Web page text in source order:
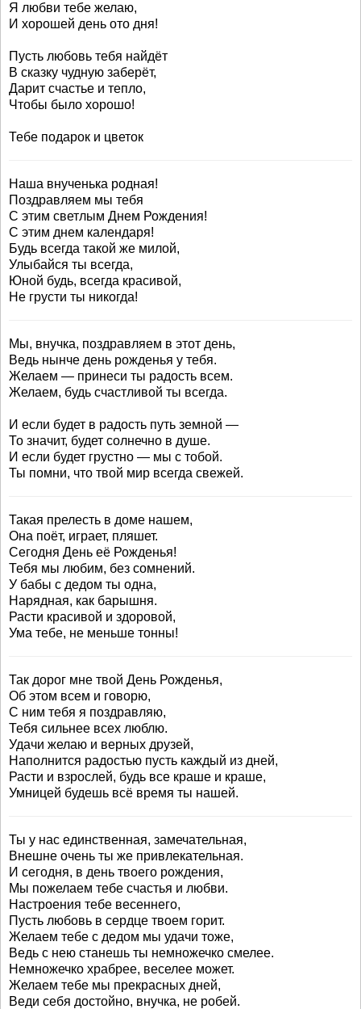
Я любви тебе желаю,
И хорошей день ото дня!
Пусть любовь тебя найдёт
В сказку чудную заберёт,
Дарит счастье и тепло,
Чтобы было хорошо!
Тебе подарок и цветок
Наша внученька родная!
Поздравляем мы тебя
С этим светлым Днем Рождения!
С этим днем календаря!
Будь всегда такой же милой,
Улыбайся ты всегда,
Юной будь, всегда красивой,
Не грусти ты никогда!
Мы, внучка, поздравляем в этот день,
Ведь нынче день рожденья у тебя.
Желаем — принеси ты радость всем.
Желаем, будь счастливой ты всегда.
И если будет в радость путь земной —
То значит, будет солнечно в душе.
И если будет грустно — мы с тобой.
Ты помни, что твой мир всегда свежей.
Такая прелесть в доме нашем,
Она поёт, играет, пляшет.
Сегодня День её Рожденья!
Тебя мы любим, без сомнений.
У бабы с дедом ты одна,
Нарядная, как барышня.
Расти красивой и здоровой,
Ума тебе, не меньше тонны!
Так дорог мне твой День Рожденья,
Об этом всем и говорю,
С ним тебя я поздравляю,
Тебя сильнее всех люблю.
Удачи желаю и верных друзей,
Наполнится радостью пусть каждый из дней,
Расти и взрослей, будь все краше и краше,
Умницей будешь всё время ты нашей.
Ты у нас единственная, замечательная,
Внешне очень ты же привлекательная.
И сегодня, в день твоего рождения,
Мы пожелаем тебе счастья и любви.
Настроения тебе весеннего,
Пусть любовь в сердце твоем горит.
Желаем тебе с дедом мы удачи тоже,
Ведь с нею станешь ты немножечко смелее.
Немножечко храбрее, веселее может.
Желаем тебе мы прекрасных дней,
Веди себя достойно, внучка, не робей.